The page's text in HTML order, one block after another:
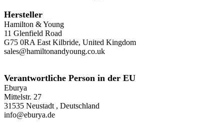
Hersteller
Hamilton & Young
11 Glenfield Road
G75 0RA East Kilbride, United Kingdom
sales@hamiltonandyoung.co.uk
Verantwortliche Person in der EU
Eburya
Mittelstr. 27
31535 Neustadt , Deutschland
info@eburya.de